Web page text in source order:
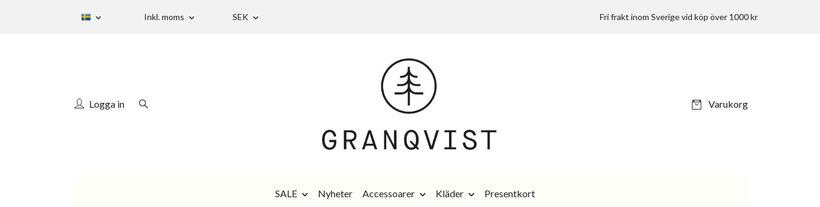
Inkl. moms SEK Fri frakt inom Sverige vid köp över 1000 kr
Logga in Varukorg
SALE Nyheter Accessoarer Kläder Presentkort